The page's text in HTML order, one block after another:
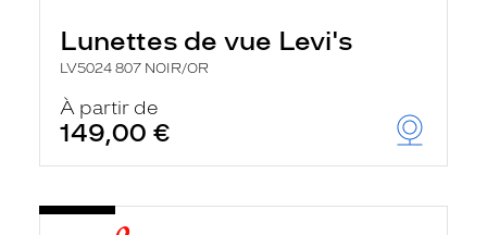
Lunettes de vue Levi's
LV5024 807 NOIR/OR
À partir de
149,00 €